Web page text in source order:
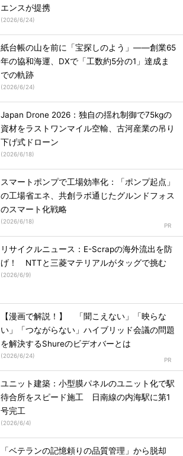
エンスが提携
(2026/6/24)
紙台帳の山を前に「宝探しのよう」――創業65
年の協和海運、DXで「工数約5分の1」達成ま
での軌跡
(2026/6/24)
Japan Drone 2026：独自の揺れ制御で75kgの
資材をラストワンマイル空輸、古河産業の吊り
下げ式ドローン
(2026/6/18)
スマートポンプで工場効率化：「ポンプ起点」
の工場省エネ、共創ラボ通じたグルンドフォス
のスマート化戦略
(2026/6/18)
リサイクルニュース：E-Scrapの海外流出を防
げ！ NTTと三菱マテリアルがタッグで挑む
(2026/6/9)
【漫画で解説！】 「聞こえない」「映らな
い」「つながらない」ハイブリッド会議の問題
を解決するShureのビデオバーとは
(2026/6/24)
ユニット建築：小型膜パネルのユニット化で駅
待合所をスピード施工 日南線の内海駅に第1
号完工
(2026/6/4)
「ベテランの記憶頼りの品質管理」から脱却